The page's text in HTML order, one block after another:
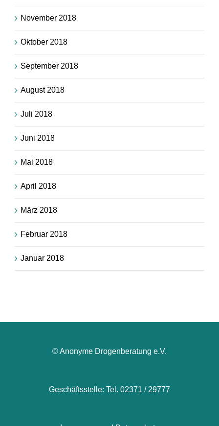
November 2018
Oktober 2018
September 2018
August 2018
Juli 2018
Juni 2018
Mai 2018
April 2018
März 2018
Februar 2018
Januar 2018
© Anonyme Drogenberatung e.V.
Geschäftsstelle: Tel. 02371 / 29777